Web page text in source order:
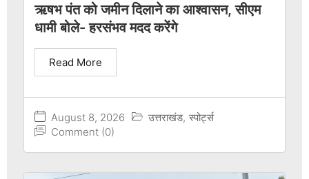
ऋषभ पंत को जमीन दिलाने का आश्वासन, सीएम
धामी बोले- हरसंभव मदद करेंगे
August 8, 2026 उत्तराखंड, स्पोर्ट्स
Comment (0)
Read More